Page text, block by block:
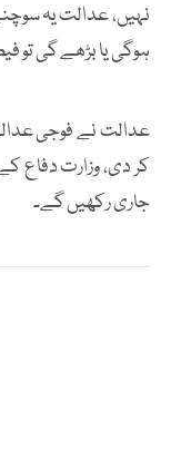
نہیں، عدالت یہ
ہوگی یا بڑھے گی تو
عدالت نے فوجی
کر دی، وزارت دفاع
جاری رکھیں گے۔